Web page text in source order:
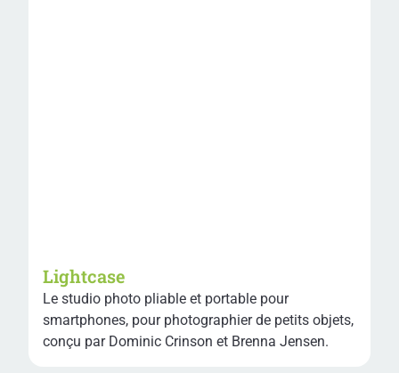
Lightcase
Le studio photo pliable et portable pour
smartphones, pour photographier de petits objets,
conçu par Dominic Crinson et Brenna Jensen.